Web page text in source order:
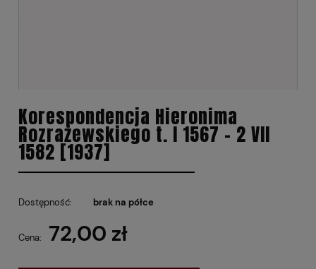
Korespondencja Hieronima
Rozrażewskiego t. I 1567 - 2 VII
1582 [1937]
Dostępność: brak na półce
Cena: 72,00 zł